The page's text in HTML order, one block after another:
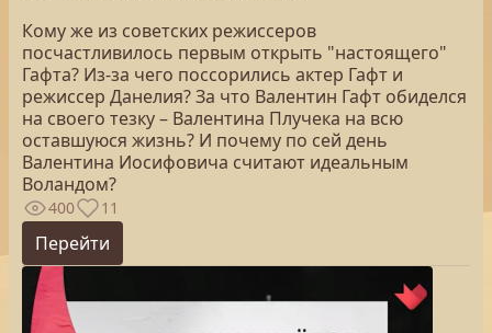
Кому же из советских режиссеров
посчастливилось первым открыть "настоящего"
Гафта? Из-за чего поссорились актер Гафт и
режиссер Данелия? За что Валентин Гафт обиделся
на своего тезку – Валентина Плучека на всю
оставшуюся жизнь? И почему по сей день
Валентина Иосифовича считают идеальным
Воландом?
400 11
Перейти